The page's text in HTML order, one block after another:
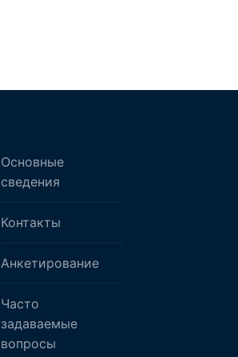
Основные
сведения
Контакты
Анкетирование
Часто
задаваемые
вопросы